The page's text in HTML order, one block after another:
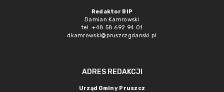
Redaktor BIP
Damian Kamrowski
tel. +48 58 692 94 01
dkamrowski@pruszczgdanski.pl
ADRES REDAKCJI
Urząd Gminy Pruszcz